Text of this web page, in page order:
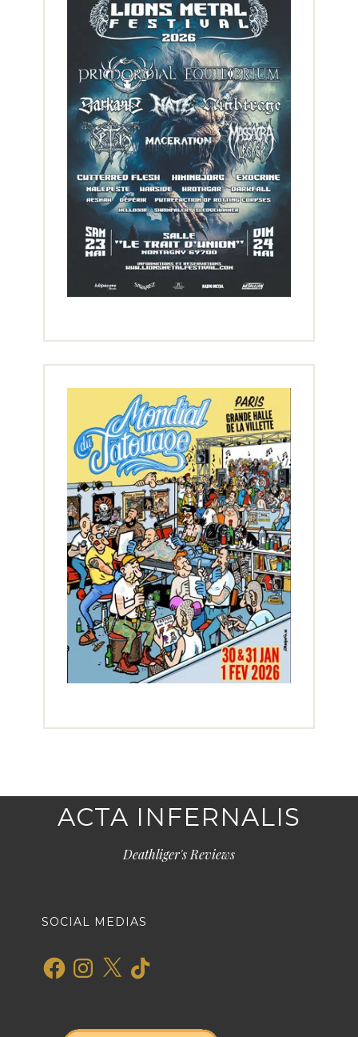
ACTA INFERNALIS
Deathliger's Reviews
SOCIAL MEDIAS
FacebookInstagram
X TikTok